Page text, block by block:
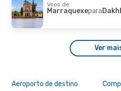
Voos de
Marraquexepara
Ver
Aeroporto de destino